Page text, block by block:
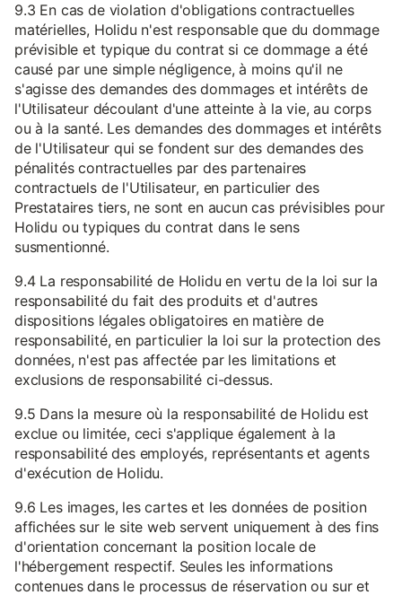
9.3 En cas de violation d'obligations contractuelles
matérielles, Holidu n'est responsable que du dommage
prévisible et typique du contrat si ce dommage a été
causé par une simple négligence, à moins qu'il ne
s'agisse des demandes des dommages et intérêts de
l'Utilisateur découlant d'une atteinte à la vie, au corps
ou à la santé. Les demandes des dommages et intérêts
de l'Utilisateur qui se fondent sur des demandes des
pénalités contractuelles par des partenaires
contractuels de l'Utilisateur, en particulier des
Prestataires tiers, ne sont en aucun cas prévisibles pour
Holidu ou typiques du contrat dans le sens
susmentionné.
9.4 La responsabilité de Holidu en vertu de la loi sur la
responsabilité du fait des produits et d'autres
dispositions légales obligatoires en matière de
responsabilité, en particulier la loi sur la protection des
données, n'est pas affectée par les limitations et
exclusions de responsabilité ci-dessus.
9.5 Dans la mesure où la responsabilité de Holidu est
exclue ou limitée, ceci s'applique également à la
responsabilité des employés, représentants et agents
d'exécution de Holidu.
9.6 Les images, les cartes et les données de position
affichées sur le site web servent uniquement à des fins
d'orientation concernant la position locale de
l'hébergement respectif. Seules les informations
contenues dans le processus de réservation ou sur et